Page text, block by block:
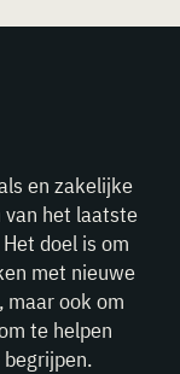
en zakelijke
van het laatste
doel is om
met nieuwe
maar ook om
te helpen